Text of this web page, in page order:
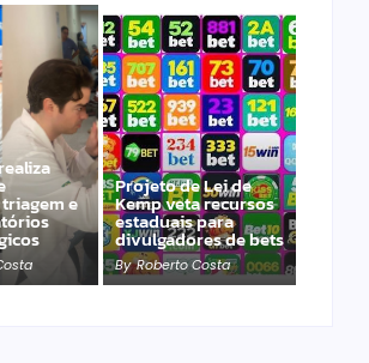
e
Projeto de Lei de
Kemp veta recursos
estaduais para
divulgadores de bets
By Roberto Costa
com
14 de